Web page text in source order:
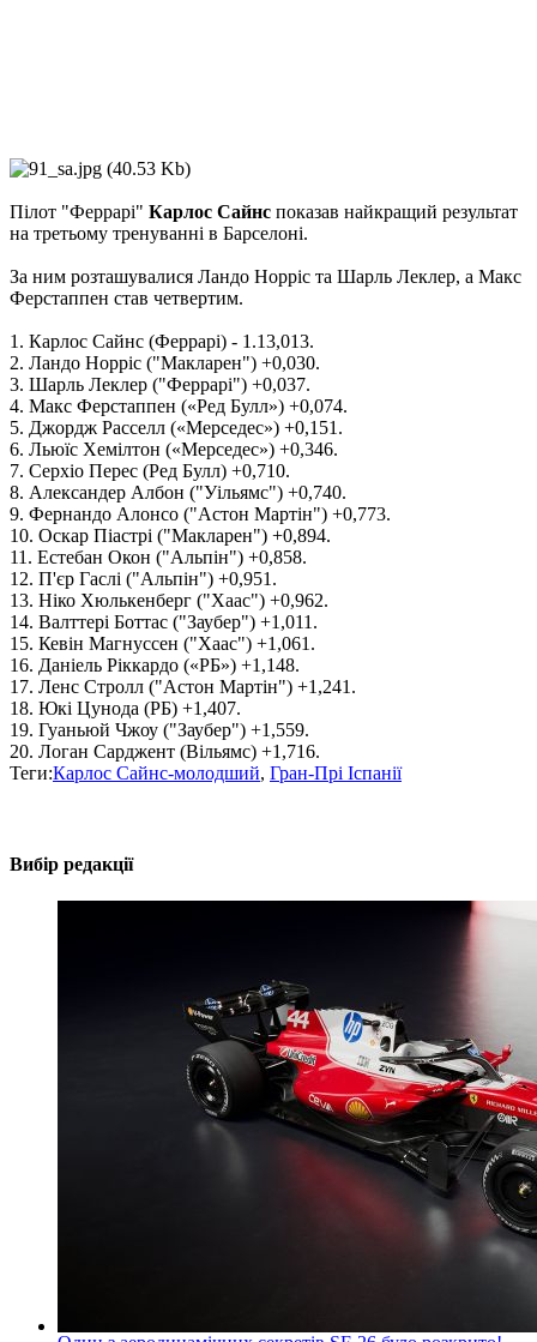
Пілот "Феррарі" Карлос Сайнс показав найкращий результат
на третьому тренуванні в Барселоні.
За ним розташувалися Ландо Норріс та Шарль Леклер, а Макс
Ферстаппен став четвертим.
1. Карлос Сайнс (Феррарі) - 1.13,013.
2. Ландо Норріс ("Макларен") +0,030.
3. Шарль Леклер ("Феррарі") +0,037.
4. Макс Ферстаппен («Ред Булл») +0,074.
5. Джордж Расселл («Мерседес») +0,151.
6. Льюїс Хемілтон («Мерседес») +0,346.
7. Серхіо Перес (Ред Булл) +0,710.
8. Александер Албон ("Уільямс") +0,740.
9. Фернандо Алонсо ("Астон Мартін") +0,773.
10. Оскар Піастрі ("Макларен") +0,894.
11. Естебан Окон ("Альпін") +0,858.
12. П'єр Гаслі ("Альпін") +0,951.
13. Ніко Хюлькенберг ("Хаас") +0,962.
14. Валттері Боттас ("Заубер") +1,011.
15. Кевін Магнуссен ("Хаас") +1,061.
16. Даніель Ріккардо («РБ») +1,148.
17. Ленс Стролл ("Астон Мартін") +1,241.
18. Юкі Цунода (РБ) +1,407.
19. Гуаньюй Чжоу ("Заубер") +1,559.
20. Логан Сарджент (Вільямс) +1,716.
Теги:Карлос Сайнс-молодший, Гран-Прі Іспанії
Вибір редакції